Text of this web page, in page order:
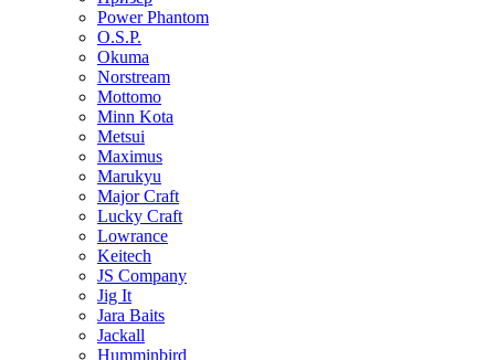
Power Phantom
O.S.P.
Okuma
Norstream
Mottomo
Minn Kota
Metsui
Maximus
Marukyu
Major Craft
Lucky Craft
Lowrance
Keitech
JS Company
Jig It
Jara Baits
Jackall
Humminbird